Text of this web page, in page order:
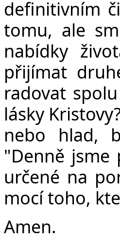
definitivním
tomu, ale
nabídky
přijímat
radovat
lásky
nebo hlad,
"Denně jsme
určené na
mocí toho,
Amen.